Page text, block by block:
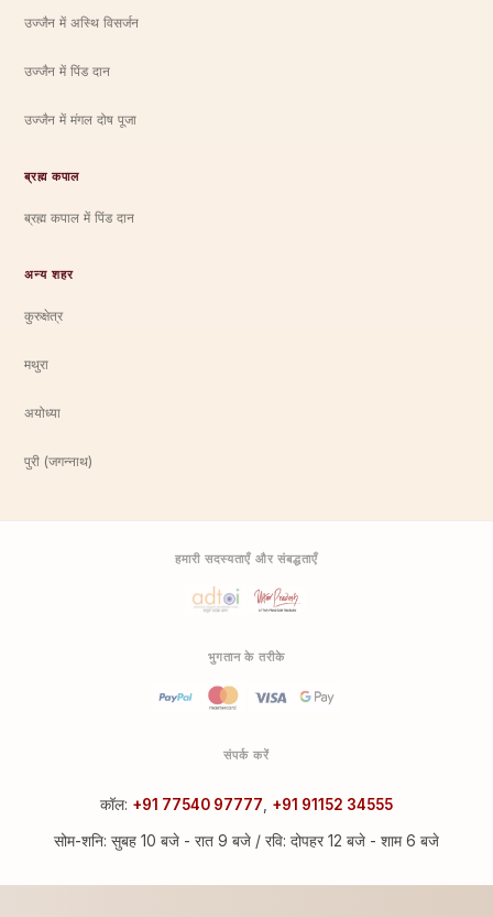
उज्जैन में अस्थि विसर्जन
उज्जैन में पिंड दान
उज्जैन में मंगल दोष पूजा
ब्रह्म कपाल
ब्रह्म कपाल में पिंड दान
अन्य शहर
कुरुक्षेत्र
मथुरा
अयोध्या
पुरी (जगन्नाथ)
हमारी सदस्यताएँ और संबद्धताएँ
भुगतान के तरीके
संपर्क करें
कॉल: +91 77540 97777 +91 91152 34555
सोम-शनि: सुबह 10 बजे - रात 9 बजे / रवि: दोपहर 12 बजे - शाम 6 बजे